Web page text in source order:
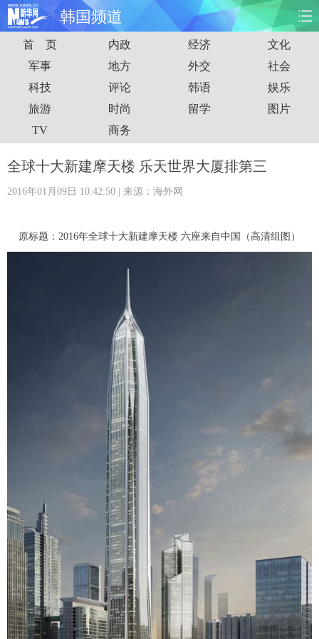
韩国频道
首页 时政 国际 财经
娱乐 体育 人事 教育
时尚 思客
港澳 台湾 华人
科技 能源
图片 视频 彩票 食品
健康
公益
摄影
新华电视英文 返回PC
首 页 内政 经济
文化
军事
地方 外交
社会
科技
评论 韩语
娱乐
旅游
时尚 留学
图片
TV
商务
全球十大新建摩天楼 乐天世界大厦排第三
2016年01月09日 10:42:50 | 来源：海外网
原标题：2016年全球十大新建摩天楼 六座来自中国（高清组图）